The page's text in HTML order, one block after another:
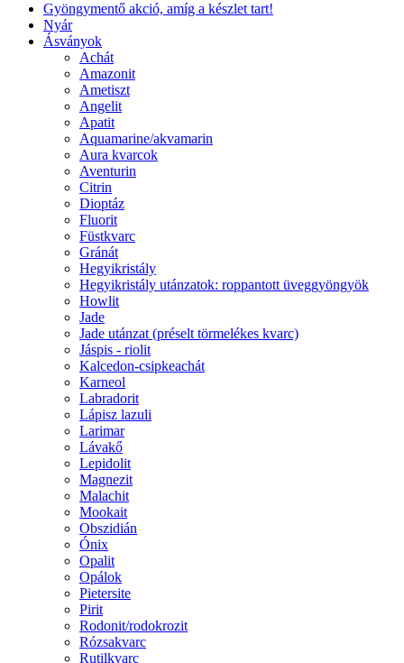
Gyöngymentő akció, amíg a készlet tart!
Nyár
Ásványok
Achát
Amazonit
Ametiszt
Angelit
Apatit
Aquamarine/akvamarin
Aura kvarcok
Aventurin
Citrin
Dioptáz
Fluorit
Füstkvarc
Gránát
Hegyikristály
Hegyikristály utánzatok: roppantott üveggyöngyök
Howlit
Jade
Jade utánzat (préselt törmelékes kvarc)
Jáspis - riolit
Kalcedon-csipkeachát
Karneol
Labradorit
Lápisz lazuli
Larimar
Lávakő
Lepidolit
Magnezit
Malachit
Mookait
Obszidián
Ónix
Opalit
Opálok
Pietersite
Pirit
Rodonit/rodokrozit
Rózsakvarc
Rutilkvarc